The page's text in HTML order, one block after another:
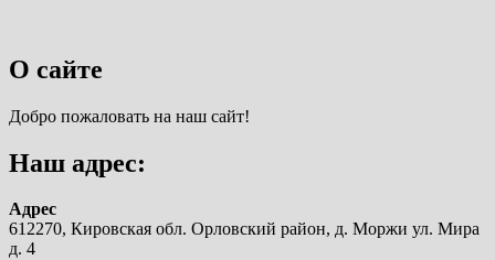
О сайте
Добро пожаловать на наш сайт!
Наш адрес:
Адрес
612270, Кировская обл. Орловский район, д. Моржи ул. Мира
д. 4